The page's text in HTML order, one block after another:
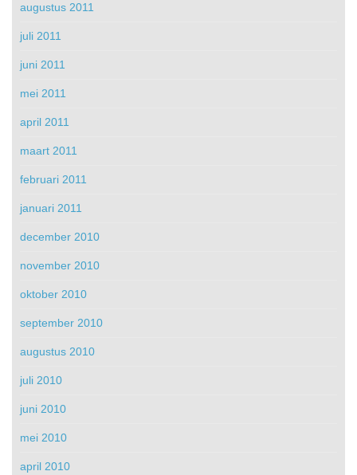
augustus 2011
juli 2011
juni 2011
mei 2011
april 2011
maart 2011
februari 2011
januari 2011
december 2010
november 2010
oktober 2010
september 2010
augustus 2010
juli 2010
juni 2010
mei 2010
april 2010